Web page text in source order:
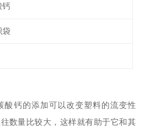
钙
袋
酸钙的添加可以改变塑料的流变性
数量比较大，这样就有助于它和其